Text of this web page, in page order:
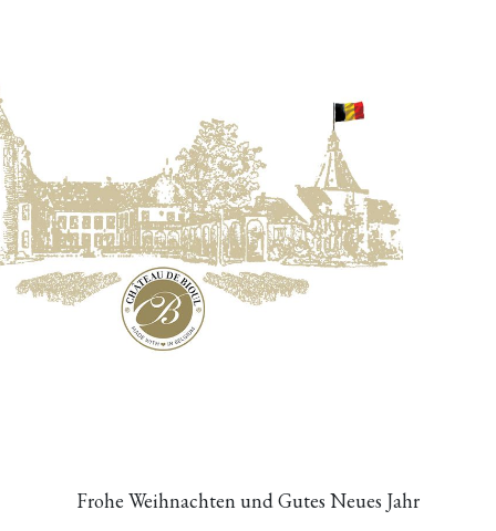
Frohe Weihnachten undGutes Neues Jahr